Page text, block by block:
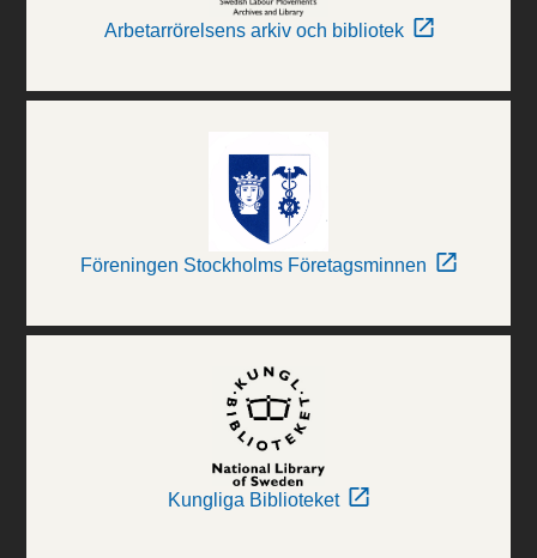
Arbetarrörelsens arkiv och bibliotek
Föreningen Stockholms Företagsminnen
Kungliga Biblioteket